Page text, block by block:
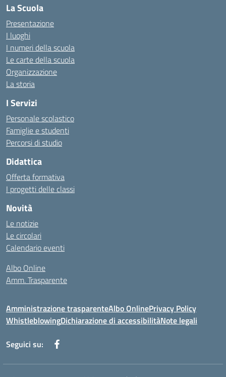
La Scuola
Presentazione
I luoghi
I numeri della scuola
Le carte della scuola
Organizzazione
La storia
I Servizi
Personale scolastico
Famiglie e studenti
Percorsi di studio
Didattica
Offerta formativa
I progetti delle classi
Novità
Le notizie
Le circolari
Calendario eventi
Albo Online
Amm. Trasparente
Amministrazione trasparenteAlbo OnlinePrivacy Policy
WhistleblowingDichiarazione di accessibilitàNote legali
Seguici su: